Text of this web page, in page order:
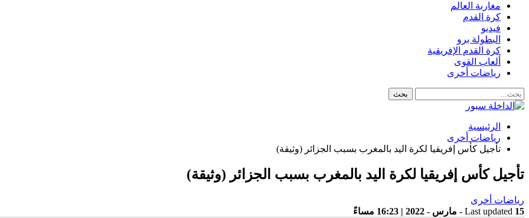
مغاربة العالم
كرة القدم
فيديو
البطولة برو
كرة القدم الإفريقية
ألعاب القوى
رياضات أخرى
الرئيسية
رياضات أخرى
تأجيل كأس إفريقيا لكرة اليد بالمغرب بسبب الجزائر (وثيقة)
تأجيل كأس إفريقيا لكرة اليد بالمغرب بسبب الجزائر (وثيقة)
رياضات أخرى
Last updated 15 - مارس - 2022 | 16:23 مساءً